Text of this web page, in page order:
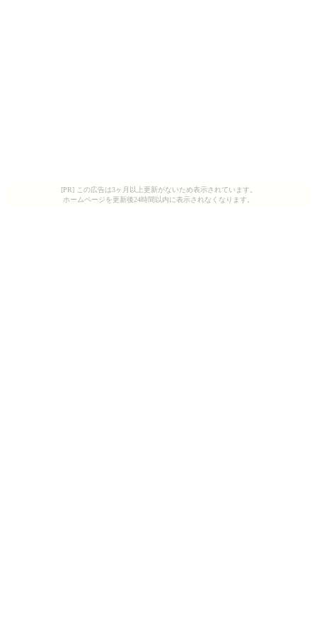
[PR] この広告は3ヶ月以上更新がないため表示されています。
ホームページを更新後24時間以内に表示されなくなります。